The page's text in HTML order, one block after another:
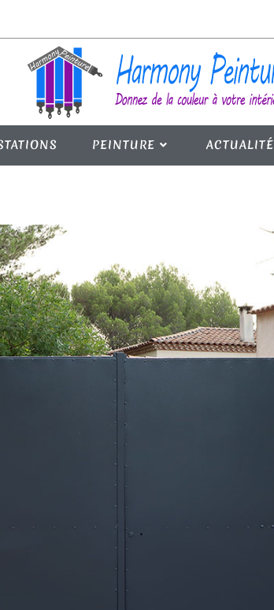
PEINTURE ACTUALITÉ